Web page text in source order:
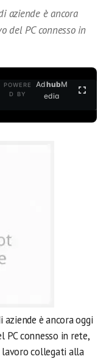
aziende è ancora
del PC connesso in
POWERE
D BY
AdhubM
edia
è ancora oggi
connesso in rete,
lavoro collegati alla